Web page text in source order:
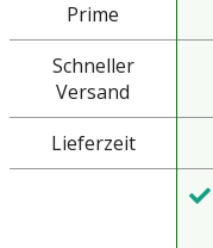
Prime
Schneller
Versand
Lieferzeit